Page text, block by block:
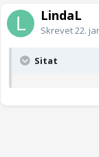
LindaL
Skrevet22.
Sitat